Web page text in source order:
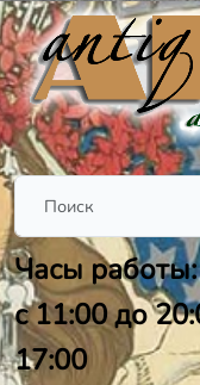
Часы
с 11:00 до
17:00